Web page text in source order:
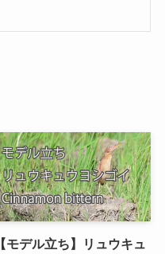
【モデル立ち】リュウキュ